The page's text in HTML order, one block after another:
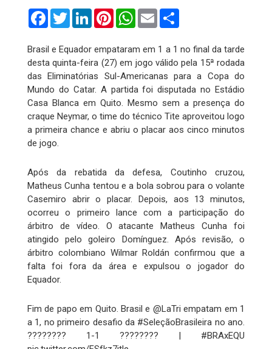
FacebookTwitterLinkedInPinterestWhatsApp
Email
Brasil e Equador empataram em 1 a 1 no final da tarde
desta quinta-feira (27) em jogo válido pela 15ª rodada
das Eliminatórias Sul-Americanas para a Copa do
Mundo do Catar. A partida foi disputada no Estádio
Casa Blanca em Quito. Mesmo sem a presença do
craque Neymar, o time do técnico Tite aproveitou logo
a primeira chance e abriu o placar aos cinco minutos
de jogo.
Após da rebatida da defesa, Coutinho cruzou,
Matheus Cunha tentou e a bola sobrou para o volante
Casemiro abrir o placar. Depois, aos 13 minutos,
ocorreu o primeiro lance com a participação do
árbitro de vídeo. O atacante Matheus Cunha foi
atingido pelo goleiro Domínguez. Após revisão, o
árbitro colombiano Wilmar Roldán confirmou que a
falta foi fora da área e expulsou o jogador do
Equador.
Fim de papo em Quito. Brasil e @LaTri empatam em 1
a 1, no primeiro desafio da #SeleçãoBrasileira no ano.
???????? 1-1 ???????? | #BRAxEQU